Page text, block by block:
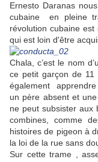
Ernesto Daranas
cubaine en pleine
révolution cubaine
qui est loin d'être
Chala, c’est le nom
ce petit garçon de
également
un père absent et
ne peut subsister aux
combines, comme
histoires de pigeon à
la loi de la rue sans
Sur cette trame ,